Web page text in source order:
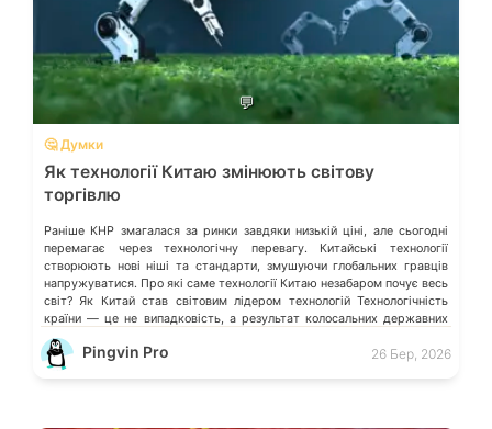
💬
🤔 Думки
Як технології Китаю змінюють світову
торгівлю
Раніше КНР змагалася за ринки завдяки низькій ціні, але сьогодні
перемагає через технологічну перевагу. Китайські технології
створюють нові ніші та стандарти, змушуючи глобальних гравців
напружуватися. Про які саме технології Китаю незабаром почує весь
світ? Як Китай став світовим лідером технологій Технологічність
країни — це не випадковість, а результат колосальних державних
інвестицій, жорсткого протекціонізму та здатності […]
Pingvin Pro 26 Бер, 2026